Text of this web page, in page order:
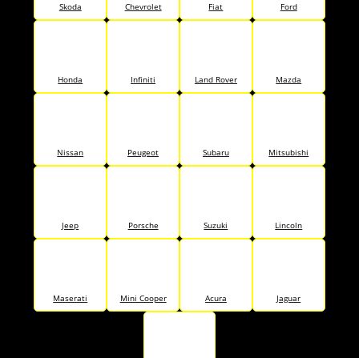
Skoda Chevrolet Fiat Ford
Honda Infiniti Land Rover Mazda
Nissan Peugeot Subaru Mitsubishi
Jeep Porsche Suzuki Lincoln
Maserati Mini Cooper Acura Jaguar